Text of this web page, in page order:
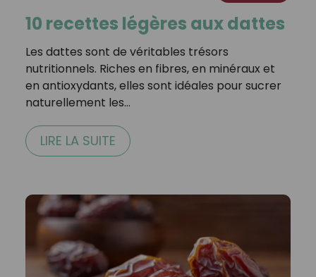
10 recettes légères aux dattes
Les dattes sont de véritables trésors
nutritionnels. Riches en fibres, en minéraux et
en antioxydants, elles sont idéales pour sucrer
naturellement les…
LIRE LA SUITE